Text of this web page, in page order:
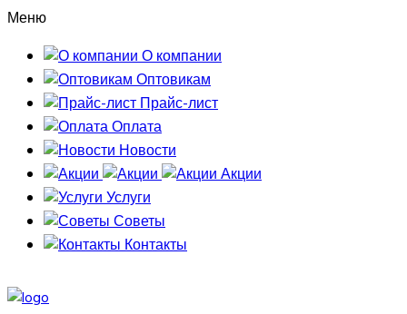
Меню
О компании
Оптовикам
Прайс-лист
Оплата
Новости
Акции
Услуги
Советы
Контакты